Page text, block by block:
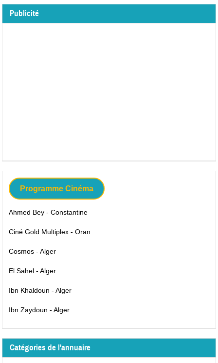
Publicité
Programme Cinéma
Ahmed Bey - Constantine
Ciné Gold Multiplex - Oran
Cosmos - Alger
El Sahel - Alger
Ibn Khaldoun - Alger
Ibn Zaydoun - Alger
Catégories de l'annuaire